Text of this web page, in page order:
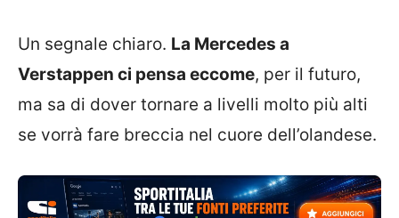
Un segnale chiaro. La Mercedes a
Verstappen ci pensa eccome, per il futuro,
ma sa di dover tornare a livelli molto più alti
se vorrà fare breccia nel cuore dell’olandese.